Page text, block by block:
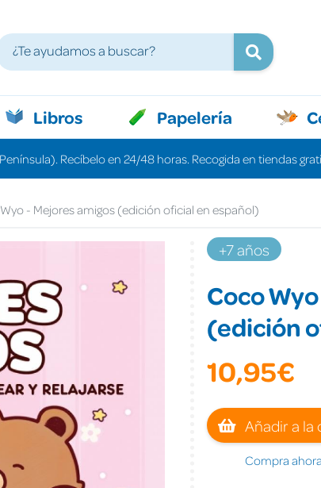
Libros Papelería
Recíbelo en 24/48 horas. Recogida en tiendas
- Mejores amigos (edición oficial en español)
+7 años
Coco
(edición
10,95€
Añadir a la
Compra